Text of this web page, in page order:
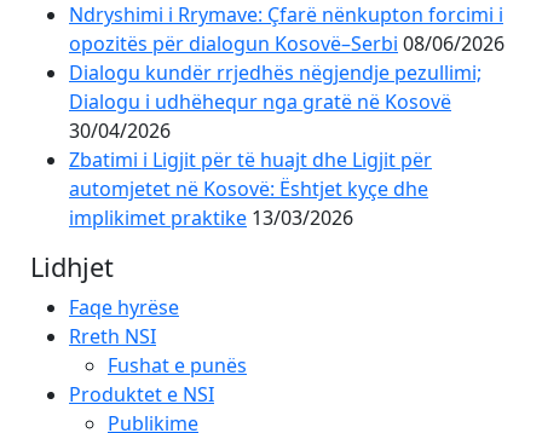
Ndryshimi i Rrymave: Çfarë nënkupton forcimi i
opozitës për dialogun Kosovë–Serbi 08/06/2026
Dialogu kundër rrjedhës nëgjendje pezullimi;
Dialogu i udhëhequr nga gratë në Kosovë
30/04/2026
Zbatimi i Ligjit për të huajt dhe Ligjit për
automjetet në Kosovë: Ështjet kyçe dhe
implikimet praktike 13/03/2026
Lidhjet
Faqe hyrëse
Rreth NSI
Fushat e punës
Produktet e NSI
Publikime